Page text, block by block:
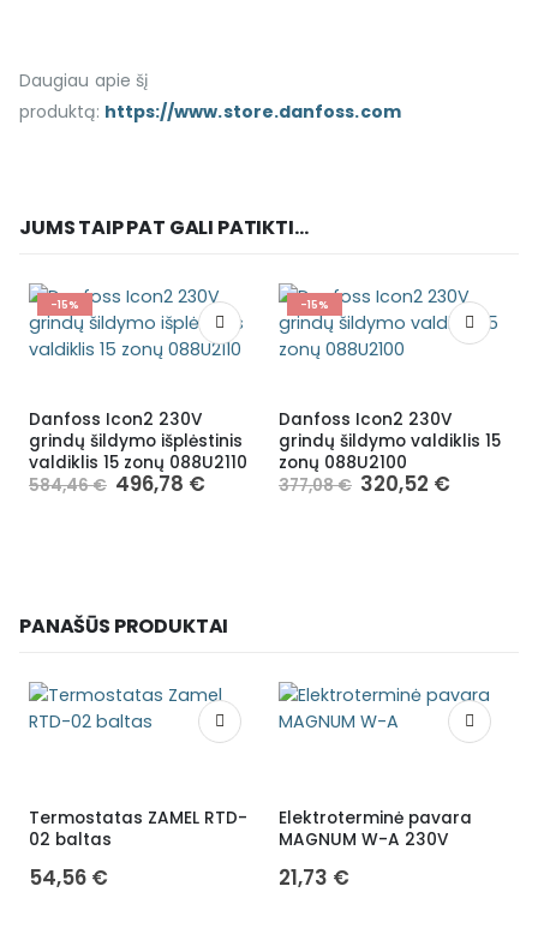
Daugiau apie šį
produktą: https://www.store.danfoss.com
JUMS TAIP PAT GALI PATIKTI...
-15%
Danfoss Icon2 230V
grindų šildymo išplėstinis
valdiklis 15 zonų 088U2110
584,46€ 496,78 €
-15%
Danfoss Icon2 230V
grindų šildymo valdiklis 15
zonų 088U2100
377,08€ 320,52 €
PANAŠŪS PRODUKTAI
Termostatas ZAMEL RTD-
02 baltas
54,56 €
Elektroterminė pavara
MAGNUM W-A 230V
21,73 €